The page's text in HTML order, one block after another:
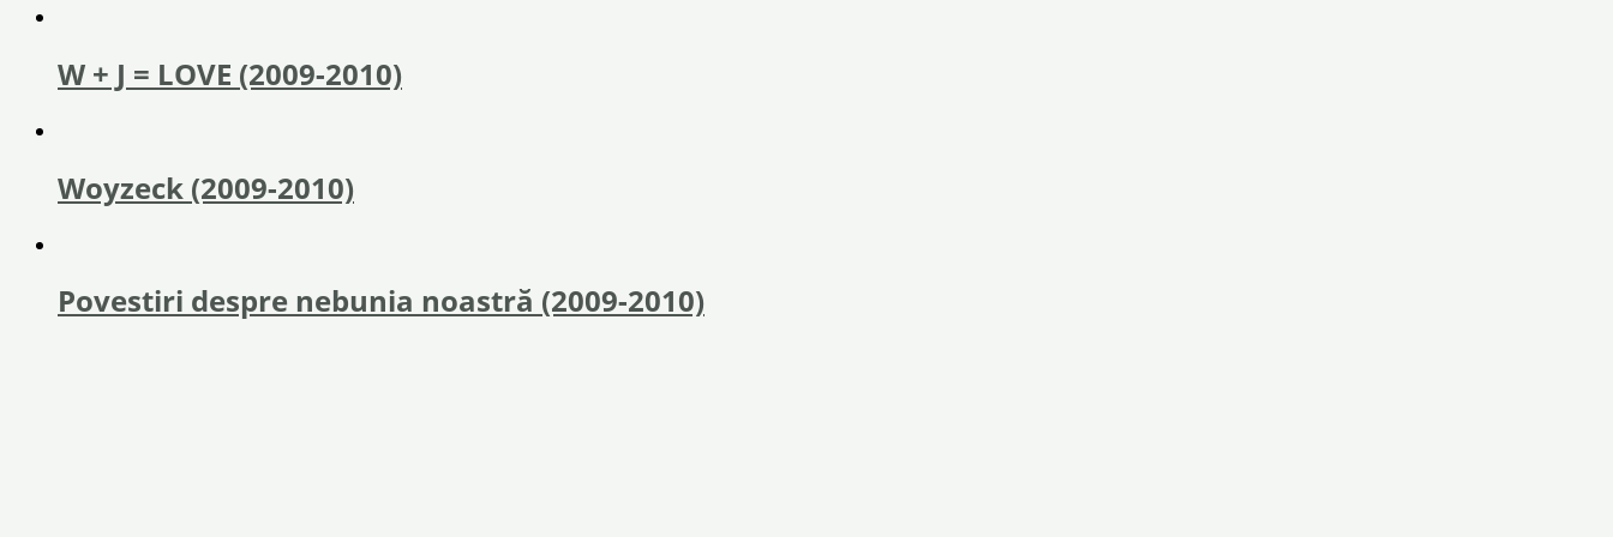
W + J = LOVE (2009-2010)
Woyzeck (2009-2010)
Povestiri despre nebunia noastră (2009-2010)